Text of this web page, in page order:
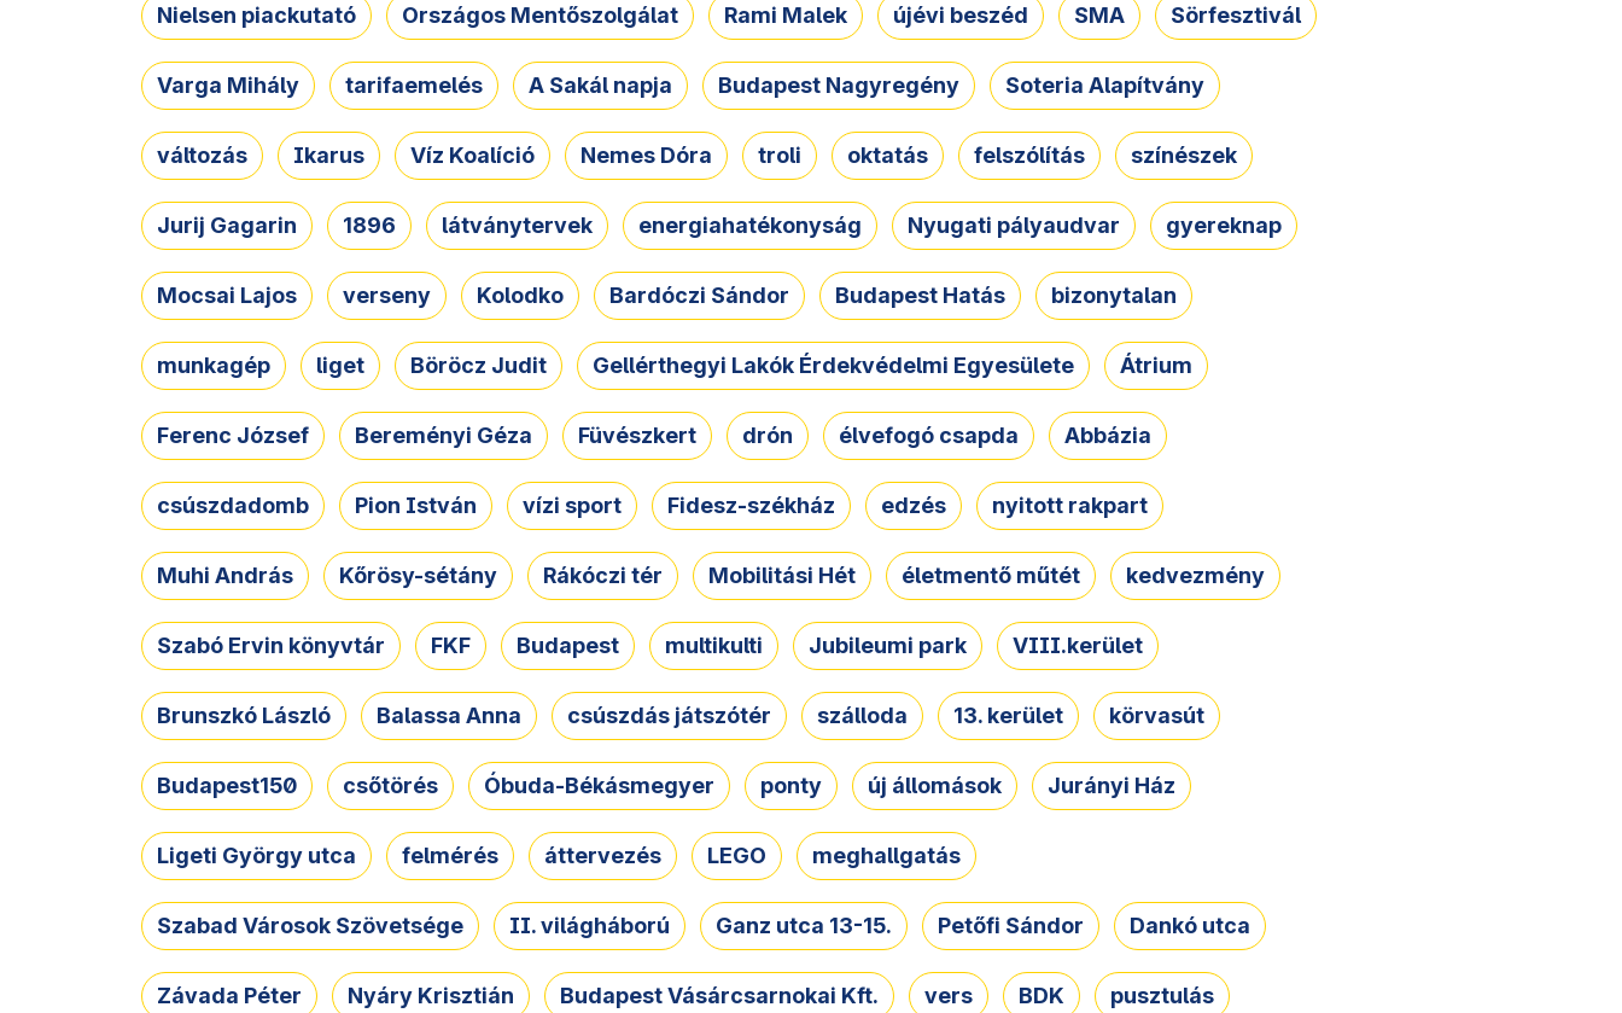
Nielsen piackutató Országos Mentőszolgálat Rami Malek újévi beszéd SMA Sörfesztivál
Varga Mihály tarifaemelés A Sakál napja Budapest Nagyregény Soteria Alapítvány
változás Ikarus Víz Koalíció Nemes Dóra troli oktatás felszólítás színészek
Jurij Gagarin 1896 látványtervek energiahatékonyság Nyugati pályaudvar gyereknap
Mocsai Lajos verseny Kolodko Bardóczi Sándor Budapest Hatás bizonytalan
munkagép liget Böröcz Judit Gellérthegyi Lakók Érdekvédelmi Egyesülete Átrium
Ferenc József Bereményi Géza Füvészkert drón élvefogó csapda Abbázia
csúszdadomb Pion István vízi sport Fidesz-székház edzés nyitott rakpart
Muhi András Kőrösy-sétány Rákóczi tér Mobilitási Hét életmentő műtét kedvezmény
Szabó Ervin könyvtár FKF Budapest multikulti Jubileumi park VIII.kerület
Brunszkó László Balassa Anna csúszdás játszótér szálloda 13. kerület körvasút
Budapest150 csőtörés Óbuda-Békásmegyer ponty új állomások Jurányi Ház
Ligeti György utca felmérés áttervezés LEGO meghallgatás
Szabad Városok Szövetsége II. világháború Ganz utca 13-15. Petőfi Sándor Dankó utca
Závada Péter Nyáry Krisztián Budapest Vásárcsarnokai Kft. vers BDK pusztulás